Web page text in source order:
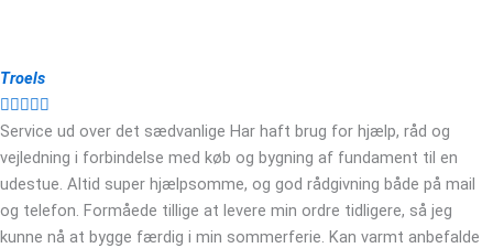
Troels

Service ud over det sædvanlige Har haft brug for hjælp, råd og
vejledning i forbindelse med køb og bygning af fundament til en
udestue. Altid super hjælpsomme, og god rådgivning både på mail
og telefon. Formåede tillige at levere min ordre tidligere, så jeg
kunne nå at bygge færdig i min sommerferie. Kan varmt anbefalde